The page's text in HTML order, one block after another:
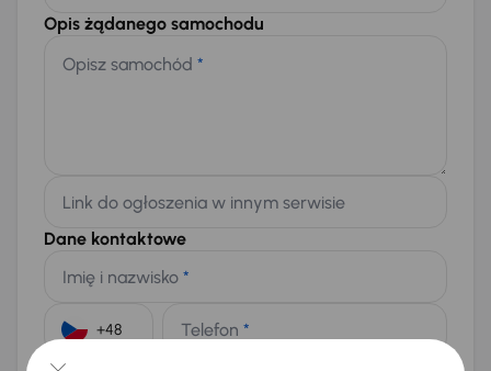
Opis żądanego samochodu
Opisz samochód *
Link do ogłoszenia w innym serwisie
Dane kontaktowe
Imię i nazwisko *
Telefon *